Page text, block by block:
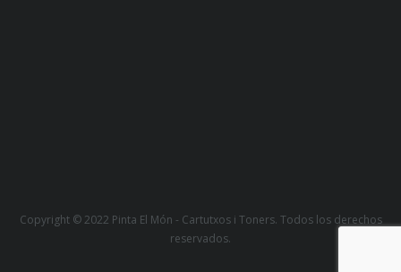
Copyright © 2022 Pinta El Món - Cartutxos i Toners. Todos los derechos
reservados.